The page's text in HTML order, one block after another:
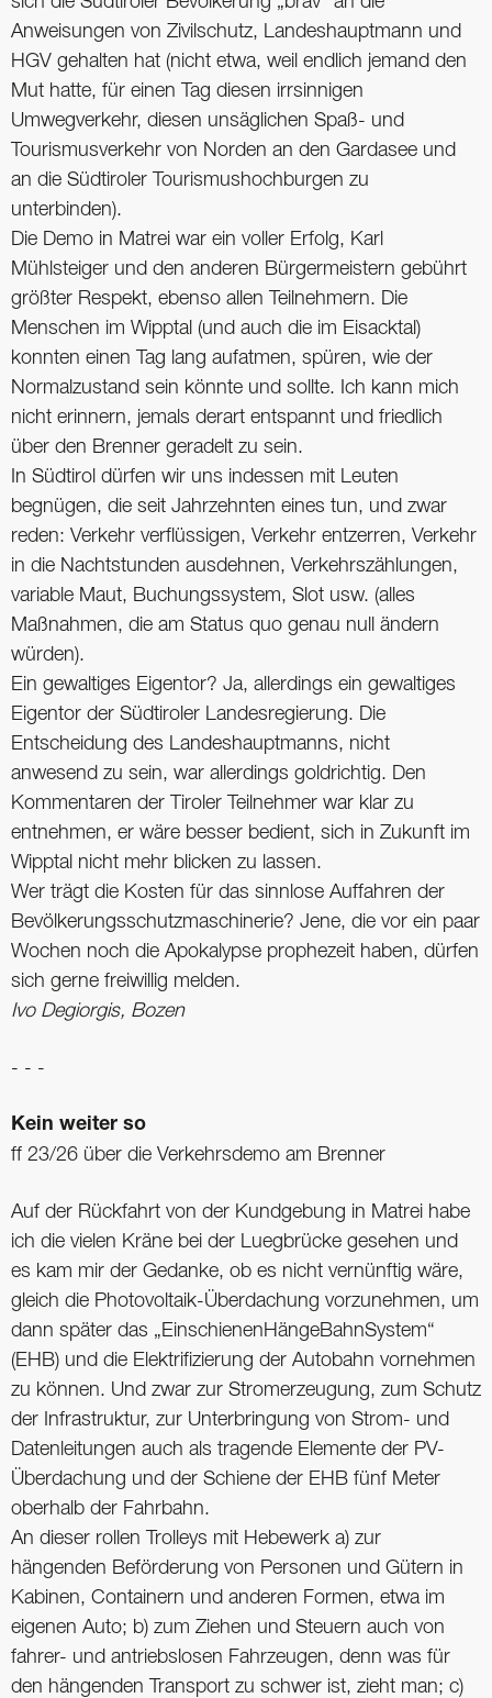
Anweisungen von Zivilschutz, Landeshauptmann und
HGV gehalten hat (nicht etwa, weil endlich jemand den
Mut hatte, für einen Tag diesen irrsinnigen
Umwegverkehr, diesen unsäglichen Spaß- und
Tourismusverkehr von ­Norden an den Gardasee und
an die Südtiroler Tourismushochburgen zu
unterbinden).
Die Demo in Matrei war ein voller Erfolg, Karl
Mühlsteiger und den anderen Bürgermeistern gebührt
größter Respekt, ebenso allen Teilnehmern. Die
Menschen im Wipptal (und auch die im Eisacktal)
konnten einen Tag lang aufatmen, spüren, wie der
Normalzustand sein könnte und sollte. Ich kann mich
nicht erinnern, jemals derart entspannt und friedlich
über den Brenner geradelt zu sein.
In Südtirol dürfen wir uns indessen mit Leuten
begnügen, die seit Jahrzehnten eines tun, und zwar
reden: Verkehr verflüssigen, Verkehr entzerren, Verkehr
in die Nachtstunden ausdehnen, Verkehrszählungen,
variable Maut, Buchungssystem, Slot usw. (alles
Maßnahmen, die am Status quo genau null ändern
würden).
Ein gewaltiges Eigentor? Ja, allerdings ein gewaltiges
Eigentor der Südtiroler Landesregierung. Die
Entscheidung des Landeshauptmanns, nicht
anwesend zu sein, war allerdings goldrichtig. Den
Kommentaren der Tiroler Teilnehmer war klar zu
entnehmen, er wäre besser bedient, sich in Zukunft im
Wipptal nicht mehr blicken zu lassen.
Wer trägt die Kosten für das sinnlose Auffahren der
Bevölkerungsschutzmaschinerie? Jene, die vor ein paar
Wochen noch die Apokalypse prophezeit haben, dürfen
sich gerne freiwillig melden.
Ivo Degiorgis, Bozen
- - -
Kein weiter so
ff 23/26 über die Verkehrs­demo am Brenner
Auf der Rückfahrt von der Kundgebung in Matrei habe
ich die vielen Kräne bei der Luegbrücke gesehen und
es kam mir der Gedanke, ob es nicht vernünftig wäre,
gleich die Photovoltaik-Überdachung vorzunehmen, um
dann später das „EinschienenHängeBahnSystem“
(EHB) und die Elektrifizierung der Autobahn vornehmen
zu können. Und zwar zur Stromerzeugung, zum Schutz
der Infrastruktur, zur Unterbringung von Strom- und
Datenleitungen auch als tragende Elemente der PV-
Überdachung und der Schiene der EHB fünf Meter
oberhalb der Fahrbahn.
An dieser rollen Trolleys mit Hebewerk a) zur
hängenden Beförderung von Personen und Gütern in
Kabinen, Containern und anderen Formen, etwa im
eigenen Auto; b) zum Ziehen und Steuern auch von
fahrer- und antriebslosen Fahrzeugen, denn was für
den hängenden Transport zu schwer ist, zieht man; c)